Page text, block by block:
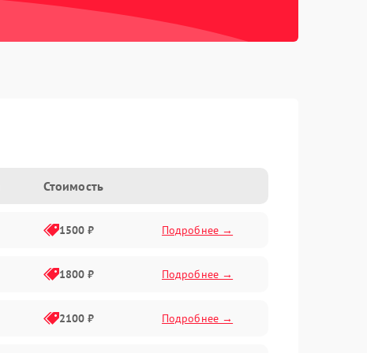
Стоимость
1500 ₽ Подробнее →
1800 ₽ Подробнее →
2100 ₽ Подробнее →